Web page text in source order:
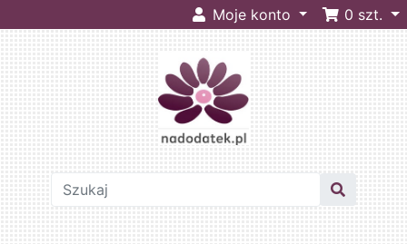
Moje konto 0 szt.